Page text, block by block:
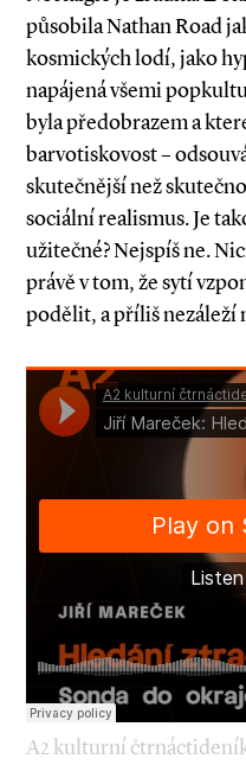
působila Nathan Road
kosmických lodí, jako
napájená všemi
byla před­­­obrazem a
barvotiskovost –
skutečnější než
sociální realismus. Je
užitečné? Nejspíš ne.
právě v tom, že sytí
podělit, a příliš nezáleží
A2 kulturní